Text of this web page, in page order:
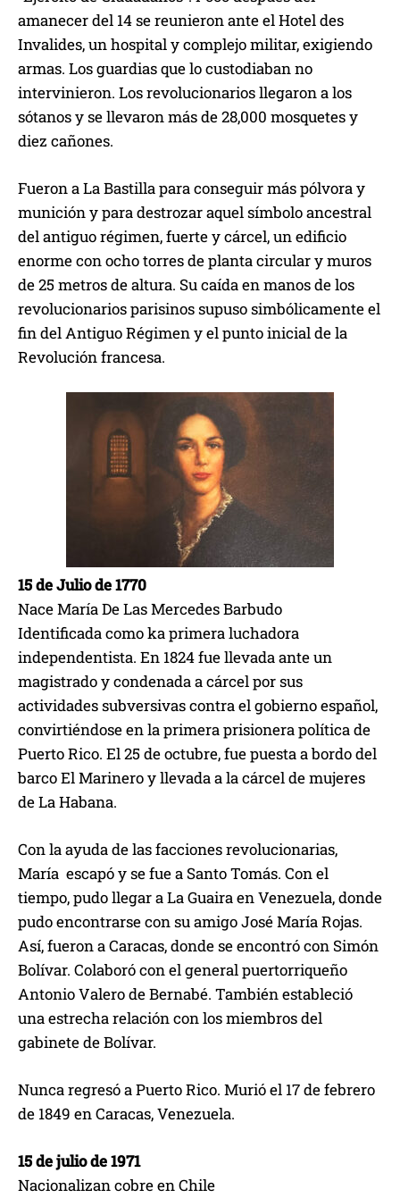
amanecer del 14 se reunieron ante el Hotel des
Invalides, un hospital y complejo militar, exigiendo
armas. Los guardias que lo custodiaban no
intervinieron. Los revolucionarios llegaron a los
sótanos y se llevaron más de 28,000 mosquetes y
diez cañones.
Fueron a La Bastilla para conseguir más pólvora y
munición y para destrozar aquel símbolo ancestral
del antiguo régimen, fuerte y cárcel, un edificio
enorme con ocho torres de planta circular y muros
de 25 metros de altura. Su caída en manos de los
revolucionarios parisinos supuso simbólicamente el
fin del Antiguo Régimen y el punto inicial de la
Revolución francesa.
15 de Julio de 1770
Nace María De Las Mercedes Barbudo
Identificada como ka primera luchadora
independentista. En 1824 fue llevada ante un
magistrado y condenada a cárcel por sus
actividades subversivas contra el gobierno español,
convirtiéndose en la primera prisionera política de
Puerto Rico. El 25 de octubre, fue puesta a bordo del
barco El Marinero y llevada a la cárcel de mujeres
de La Habana.
Con la ayuda de las facciones revolucionarias,
María escapó y se fue a Santo Tomás. Con el
tiempo, pudo llegar a La Guaira en Venezuela, donde
pudo encontrarse con su amigo José María Rojas.
Así, fueron a Caracas, donde se encontró con Simón
Bolívar. Colaboró con el general puertorriqueño
Antonio Valero de Bernabé. También estableció
una estrecha relación con los miembros del
gabinete de Bolívar.
Nunca regresó a Puerto Rico. Murió el 17 de febrero
de 1849 en Caracas, Venezuela.
15 de julio de 1971
Nacionalizan cobre en Chile